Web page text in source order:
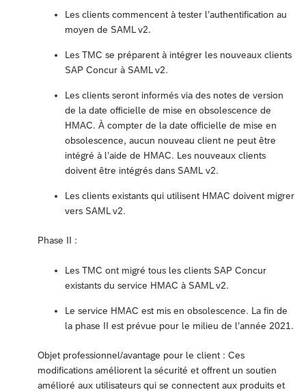
Les clients commencent à tester l’authentification au
moyen de SAML v2.
Les TMC se préparent à intégrer les nouveaux clients
SAP Concur à SAML v2.
Les clients seront informés via des notes de version
de la date officielle de mise en obsolescence de
HMAC. À compter de la date officielle de mise en
obsolescence, aucun nouveau client ne peut être
intégré à l’aide de HMAC. Les nouveaux clients
doivent être intégrés dans SAML v2.
Les clients existants qui utilisent HMAC doivent migrer
vers SAML v2.
Phase II :
Les TMC ont migré tous les clients SAP Concur
existants du service HMAC à SAML v2.
Le service HMAC est mis en obsolescence. La fin de
la phase II est prévue pour le milieu de l’année 2021.
Objet professionnel/avantage pour le client : Ces
modifications améliorent la sécurité et offrent un soutien
amélioré aux utilisateurs qui se connectent aux produits et